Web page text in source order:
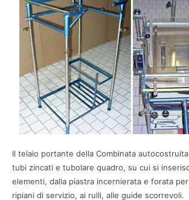
Il telaio portante della Combinata
tubi zincati e tubolare quadro, su cui si
elementi, dalla piastra incernierata e forata
ripiani di servizio, ai rulli, alle guide scorrevoli.